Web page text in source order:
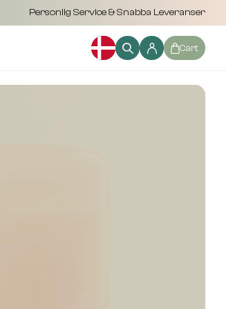
Personlig Service & Snabba Leveranser
Cart